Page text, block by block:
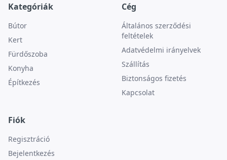
Kategóriák
Bútor
Kert
Fürdőszoba
Konyha
Építkezés
Cég
Általános szerződési
feltételek
Adatvédelmi irányelvek
Szállítás
Biztonságos fizetés
Kapcsolat
Fiók
Regisztráció
Bejelentkezés